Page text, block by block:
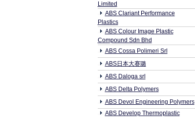
Limited
ABS Clariant Performance
Plastics
ABS Colour Image Plastic
Compound Sdn Bhd
ABS Cossa Polimeri Srl
ABS日本大赛璐
ABS Daloga srl
ABS Delta Polymers
ABS Devol Engineering Polymers
ABS Develop Thermoplastic